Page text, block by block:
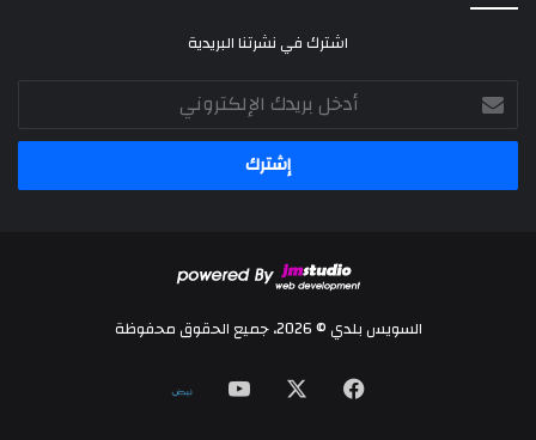
اشترك في نشرتنا البريدية
أدخل
بريدك
الإلكتروني
السويس بلدي © 2026، جميع الحقوق محفوظة
فيسبوك ‫YouTube